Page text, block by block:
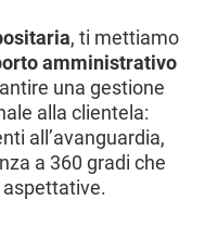
, ti mettiamo
amministrativo
una gestione
alla clientela:
all’avanguardia,
a 360 gradi che